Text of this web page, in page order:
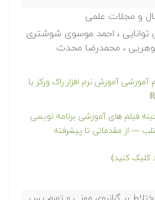
و مجلات علمی
توانایی ، احمد موسوی شوشتری
، محمدرضا محدث
آموزشی آموزش نرم افزار راک ورکز یا
فیلم های آموزشی برنامه نویسی
— از مقدماتی تا پیشرفته
کلیک کنید)